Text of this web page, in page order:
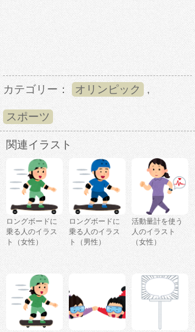
カテゴリー： オリンピック ,
スポーツ
関連イラスト
ロングボードに
乗る人のイラス
ト（女性）
ロングボードに
乗る人のイラス
ト（男性）
活動量計を使う
人のイラスト
（女性）